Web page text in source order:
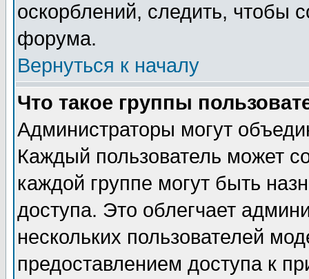
оскорблений, следить, чтобы
форума.
Вернуться к началу
Что такое группы
Администраторы могут
Каждый пользователь может
каждой группе могут быть
доступа. Это облегчает
нескольких пользователей
предоставлением доступа к